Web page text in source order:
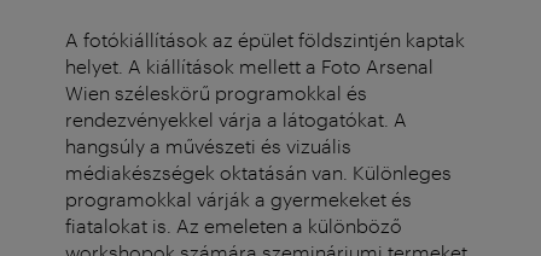
A fotókiállítások az épület földszintjén kaptak
helyet. A kiállítások mellett a Foto Arsenal
Wien széleskörű programokkal és
rendezvényekkel várja a látogatókat. A
hangsúly a művészeti és vizuális
médiakészségek oktatásán van. Különleges
programokkal várják a gyermekeket és
fiatalokat is. Az emeleten a különböző